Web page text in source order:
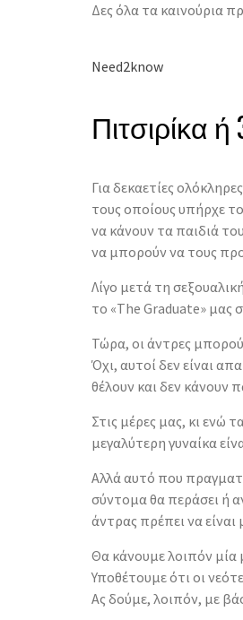
Δες όλα τα καινούρια
Need2know
Πιτσιρίκα
Για δεκαετίες
τους οποίους υπήρχε το
να κάνουν τα παιδιά
να μπορούν να τους
Λίγο μετά τη
το «The Graduate» μας
Τώρα, οι άντρες
Όχι, αυτοί δεν είναι
θέλουν και δεν κάνουν
Στις μέρες μας, κι ενώ
μεγαλύτερη γυναίκα
Αλλά αυτό που
σύντομα θα περάσει ή
άντρας πρέπει να
Θα κάνουμε λοιπόν μία
Υποθέτουμε ότι οι
Ας δούμε, λοιπόν, με